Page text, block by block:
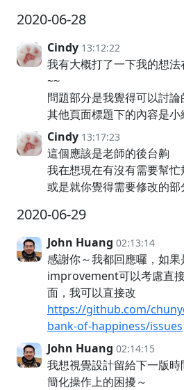
2020-06-28
Cindy 13:12:22
我有大概打了一下我的想
~~
問題部分是我覺得可以討論
其他頁面標題下的內容是小
Cindy 13:17:23
這個應該是老師的後台齁
我在想現在有沒有需要幫
或是就你覺得需要修改的
2020-06-29
John Huang 02:13:14
感謝你～我都回應囉，如
improvement可以考慮直
面，我可以直接改
https://github.com/
bank-of-happiness/issues
John Huang 02:14:15
我想視覺設計留給下一版
簡化操作上的困擾～